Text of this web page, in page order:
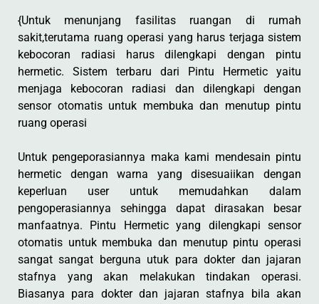
{Untuk menunjang fasilitas ruangan di rumah
sakit,terutama ruang operasi yang harus terjaga sistem
kebocoran radiasi harus dilengkapi dengan pintu
hermetic. Sistem terbaru dari Pintu Hermetic yaitu
menjaga kebocoran radiasi dan dilengkapi dengan
sensor otomatis untuk membuka dan menutup pintu
ruang operasi
Untuk pengeporasiannya maka kami mendesain pintu
hermetic dengan warna yang disesuaiikan dengan
keperluan user untuk memudahkan dalam
pengoperasiannya sehingga dapat dirasakan besar
manfaatnya. Pintu Hermetic yang dilengkapi sensor
otomatis untuk membuka dan menutup pintu operasi
sangat sangat berguna utuk para dokter dan jajaran
stafnya yang akan melakukan tindakan operasi.
Biasanya para dokter dan jajaran stafnya bila akan